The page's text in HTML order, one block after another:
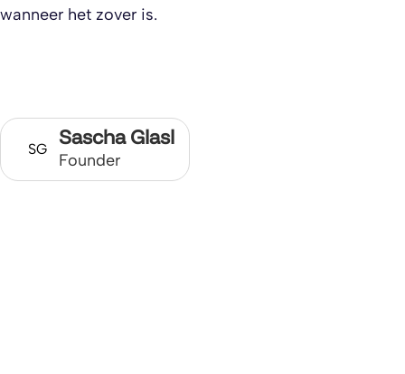
wanneer het zover is.
SG Sascha Glasl
Founder